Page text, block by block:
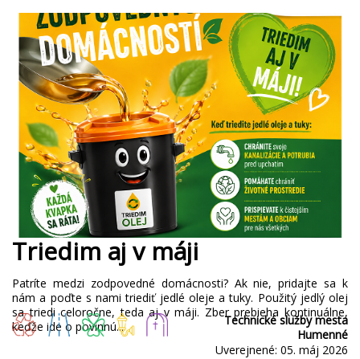
Triedim aj v máji
Patríte medzi zodpovedné domácnosti? Ak nie, pridajte sa k
nám a poďte s nami triediť jedlé oleje a tuky. Použitý jedlý olej
sa triedi celoročne, teda aj v máji. Zber prebieha kontinuálne,
keďže ide o povinnú...
Technické služby mesta
Humenné
Uverejnené: 05. máj 2026